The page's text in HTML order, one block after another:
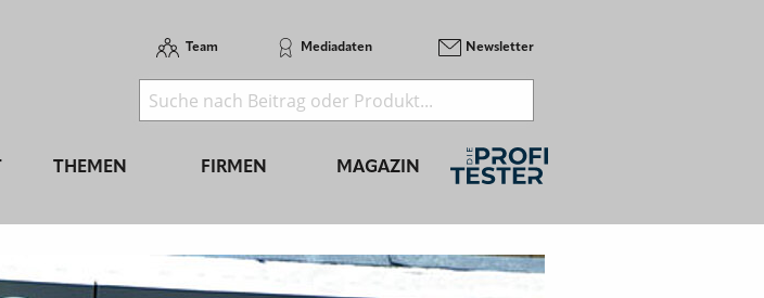
Team Mediadaten Newsletter
THEMEN FIRMEN MAGAZIN